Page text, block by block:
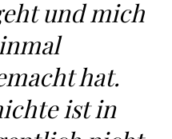
und mich
hat.
ist in